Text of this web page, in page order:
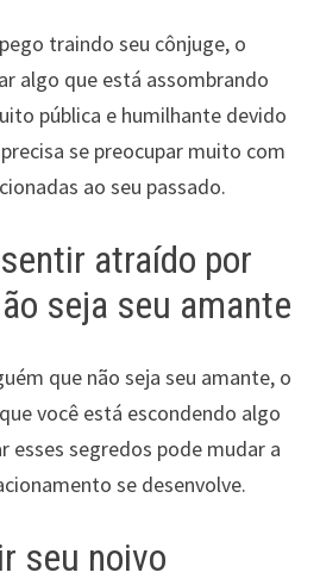
traindo seu cônjuge, o
algo que está assombrando
pública e humilhante devido
se preocupar muito com
ao seu passado.
atraído por
seja seu amante
que não seja seu amante, o
você está escondendo algo
esses segredos pode mudar a
se desenvolve.
seu noivo